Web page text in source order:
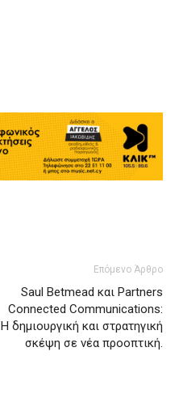
Επόμενο Άρθρο
Saul Betmead και Partners
Connected Communications:
Η δημιουργική και στρατηγική
σκέψη σε νέα προοπτική.